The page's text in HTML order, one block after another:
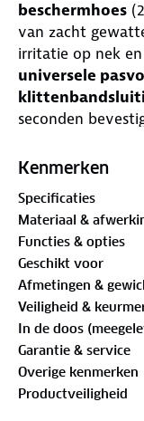
beschermhoes
van zacht
irritatie op nek
universele
seconden
uitstraling. Ideaal
Comfortabel en
Voorkomt
Universele
Luxe zwart
Kenmerken
Specificaties
Materiaal &
Functies & opties
Geschikt voor
Afmetingen &
Veiligheid &
In de doos
Garantie & service
Overige kenmerken
Productveiligheid